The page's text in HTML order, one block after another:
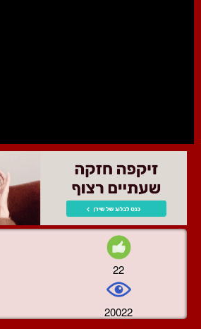
22
20022